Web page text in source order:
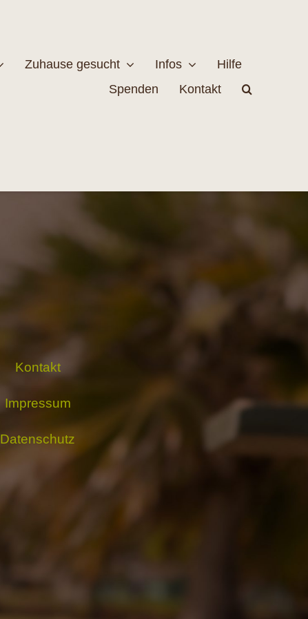
Naturschutz
Zuhause gesucht Infos
Hilfe
Spenden
Kontakt
Kontakt
Impressum
Datenschutz